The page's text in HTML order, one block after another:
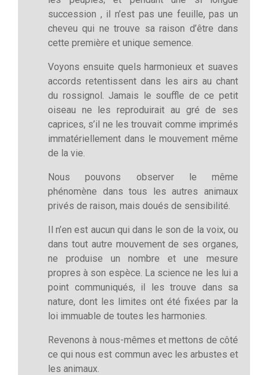
succession , il n’est pas une feuille, pas un
cheveu qui ne trouve sa raison d’être dans
cette première et unique semence.
Voyons ensuite quels harmonieux et suaves
accords retentissent dans les airs au chant
du rossignol. Jamais le souffle de ce petit
oiseau ne les reproduirait au gré de ses
caprices, s’il ne les trouvait comme imprimés
immatériellement dans le mouvement même
de la vie.
Nous pouvons observer le même
phénomène dans tous les autres animaux
privés de raison, mais doués de sensibilité.
Il n’en est aucun qui dans le son de la voix, ou
dans tout autre mouvement de ses organes,
ne produise un nombre et une mesure
propres à son espèce. La science ne les lui a
point communiqués, il les trouve dans sa
nature, dont les limites ont été fixées par la
loi immuable de toutes les harmonies.
Revenons à nous-mêmes et mettons de côté
ce qui nous est commun avec les arbustes et
les animaux.